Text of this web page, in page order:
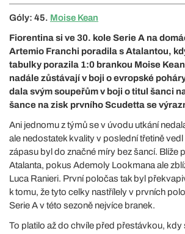
Góly: 45. Moise Kean
Fiorentina si ve 30. kole Serie A na
Artemio Franchi poradila s Atalantou,
tabulky porazila 1:0 brankou Moise
nadále zůstávají v boji o evropské
dala svým soupeřům v boji o titul šanci
šance na zisk prvního Scudetta se
Ani jednomu z týmů se v úvodu utkání
ale nedostatek kvality v poslední třetině vedl
zápasu byl do značné míry bez šancí. Blíže
Atalanta, pokus Ademoly Lookmana ale
Luca Ranieri. První poločas tak byl
k tomu, že tyto celky nastřílely v prvních
Serie A v této sezoně nejvíce branek.
To platilo až do chvíle před přestávkou, kdy